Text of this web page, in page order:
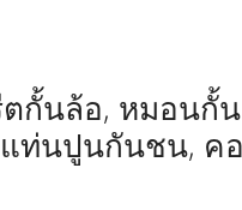
กั้นล้อ, หมอน
นปูนกันชน, ค